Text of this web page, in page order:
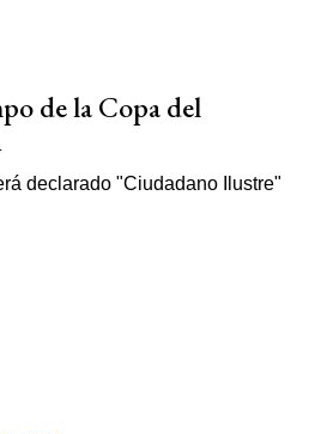
de la Copa del